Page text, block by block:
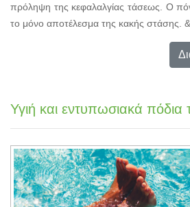
πρόληψη της κεφαλαλγίας τάσεως. Ο
το μόνο αποτέλεσμα της κακής στάσης.
Υγιή και εντυπωσιακά πόδια